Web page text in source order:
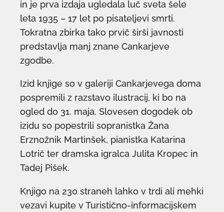
in je prva izdaja ugledala luč sveta šele
leta 1935 – 17 let po pisateljevi smrti.
Tokratna zbirka tako prvič širši javnosti
predstavlja manj znane Cankarjeve
zgodbe.
Izid knjige so v galeriji Cankarjevega doma
pospremili z razstavo ilustracij, ki bo na
ogled do 31. maja. Slovesen dogodek ob
izidu so popestrili sopranistka Žana
Erznožnik Martinšek, pianistka Katarina
Lotrič ter dramska igralca Julita Kropec in
Tadej Pišek.
Knjigo na 230 straneh lahko v trdi ali mehki
vezavi kupite v Turistično-informacijskem